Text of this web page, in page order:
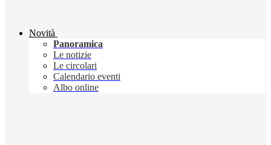
Novità
Panoramica
Le notizie
Le circolari
Calendario eventi
Albo online